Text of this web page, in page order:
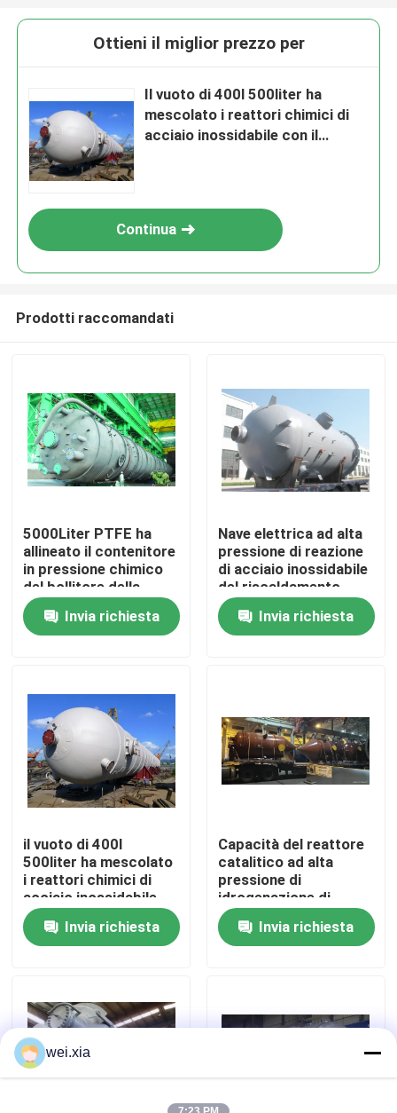
Casa.
Video
Su di noi
Controllo della qualità
Contattaci
Casi
Ottieni il miglior prezzo per
Il vuoto di 400l 500liter ha
mescolato i reattori chimici di
acciaio inossidabile con il
Continua
Prodotti raccomandati
5000Liter PTFE ha
allineato il contenitore
in pressione chimico
del bollitore della
reazione del carro
armatoInvia richiesta
Nave elettrica ad alta
pressione di reazione
di acciaio inossidabile
del riscaldamento
3000l
Invia richiesta
il vuoto di 400l
500liter ha mescolato
i reattori chimici di
acciaio inossidabile
con il radiatore
Invia richiesta
Capacità del reattore
catalitico ad alta
pressione di
idrogenazione di
WHGCM 6000L grande
Invia richiesta
wei.xia